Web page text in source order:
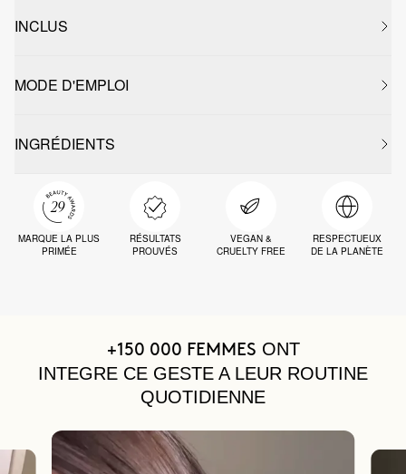
INCLUS
MODE D'EMPLOI
INGRÉDIENTS
MARQUE LA PLUS
PRIMÉE
RÉSULTATS
PROUVÉS
VEGAN &
CRUELTY FREE
RESPECTUEUX
DE LA PLANÈTE
+150 000 FEMMES ONT
INTEGRE CE GESTE A LEUR ROUTINE
QUOTIDIENNE